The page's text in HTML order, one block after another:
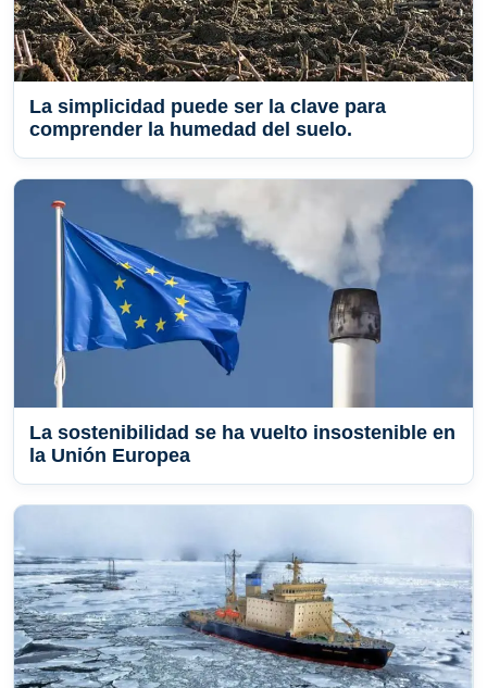
La simplicidad puede ser la clave para
comprender la humedad del suelo.
La sostenibilidad se ha vuelto insostenible en
la Unión Europea